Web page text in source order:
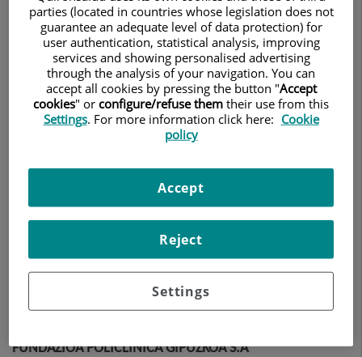
CLÍNICA LA LUZ, S.L.
Calle Maestro Ángel Llorca, 8 de Madrid (28003)
FUNDACIÓN JIMÉNEZ DÍAZ UTE
Avenida de los Reyes Católicos, 2, Madrid (28040)
FUNDACIÓN INSTITUTO DE INVESTIGACIÓN SANITARIA
FUNDACIÓN JIMÉNEZ DÍAZ
Calle Isaac Peral, 42 oficinas. 2ª planta, oficina 1, Madrid
FUNDACIÓN QUIRÓNSALUD
Calle Ramírez de Arellano, 21 de Madrid (28043)
FUNDAZIOA POLICLÍNICA GIPUZKOA S.A
parties (located in countries whose legislation does not
guarantee an adequate level of data protection) for
user authentication, statistical analysis, improving
services and showing personalised advertising
through the analysis of your navigation. You can
accept all cookies by pressing the button "Accept
cookies" or configure/refuse them their use from this
Settings. For more information click here: Cookie
policy
Settings
Reject
Accept